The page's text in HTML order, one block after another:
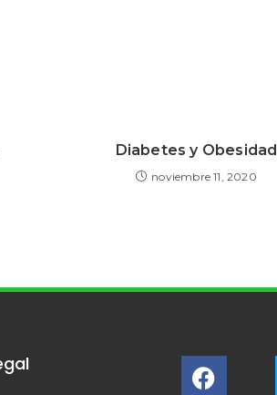
Diabetes y Obesidad
noviembre 11, 2020